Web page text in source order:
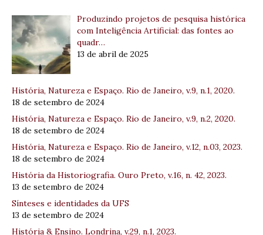
Produzindo projetos de pesquisa histórica
com Inteligência Artificial: das fontes ao
quadr…
13 de abril de 2025
História, Natureza e Espaço. Rio de Janeiro, v.9, n.1, 2020.
18 de setembro de 2024
História, Natureza e Espaço. Rio de Janeiro, v.9, n.2, 2020.
18 de setembro de 2024
História, Natureza e Espaço. Rio de Janeiro, v.12, n.03, 2023.
18 de setembro de 2024
História da Historiografia. Ouro Preto, v.16, n. 42, 2023.
13 de setembro de 2024
Sínteses e identidades da UFS
13 de setembro de 2024
História & Ensino. Londrina, v.29, n.1, 2023.